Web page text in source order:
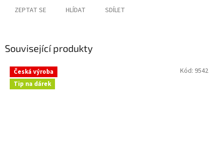
ZEPTAT SE HLÍDAT SDÍLET
Související produkty
Česká výroba
Tip na dárek
Kód: 9542